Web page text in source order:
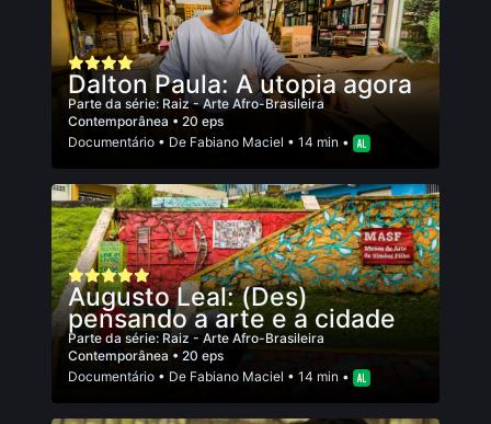
Dalton Paula: A utopia agora
Parte da série: Raiz - Arte Afro-Brasileira
Contemporânea • 20 eps
Documentário • De Fabiano Maciel • 14 min •
Augusto Leal: (Des)
pensando a arte e a cidade
Parte da série: Raiz - Arte Afro-Brasileira
Contemporânea • 20 eps
Documentário • De Fabiano Maciel • 14 min •